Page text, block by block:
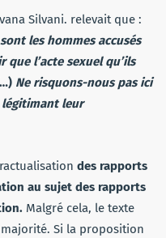
Silvani. relevait que :
les hommes accusés
l’acte sexuel qu’ils
Ne risquons-nous pas ici
légitimant leur
des rapports
au sujet des rapports
Malgré cela, le texte
Si la proposition